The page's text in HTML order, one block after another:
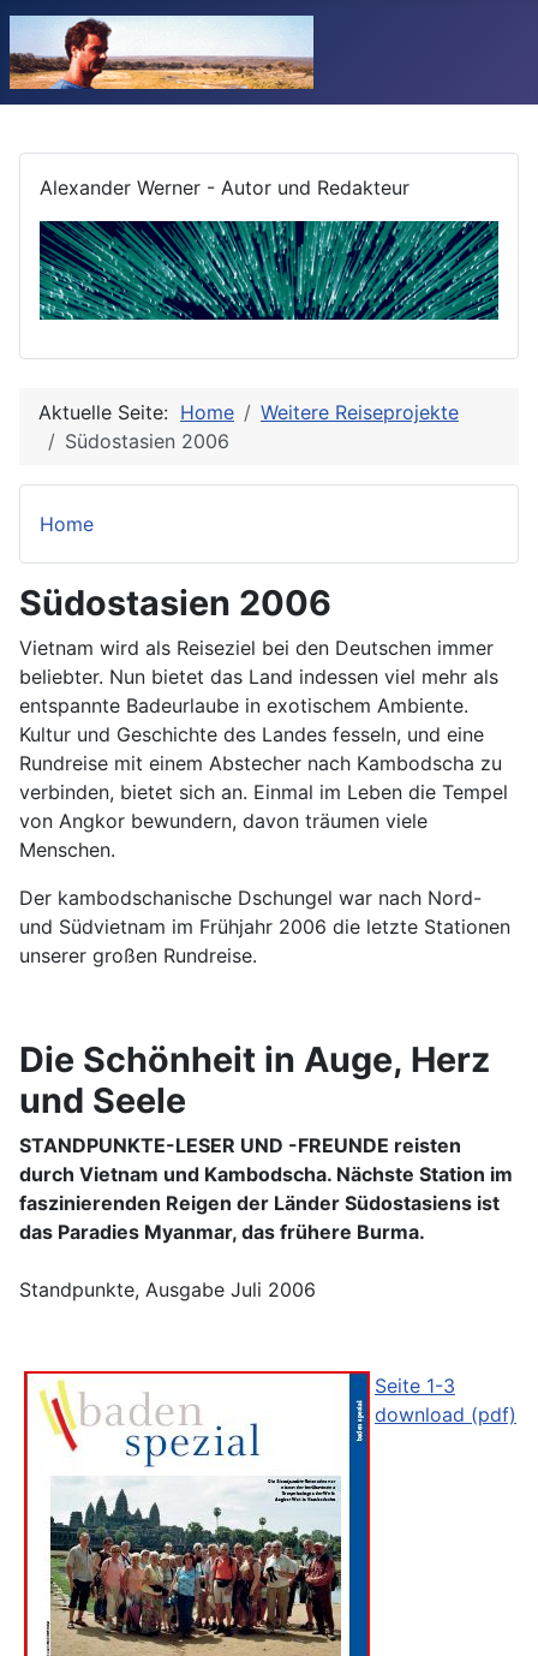
Alexander Werner - Autor und Redakteur
Aktuelle Seite: Home
Weitere Reiseprojekte
Südostasien 2006
Home
Südostasien 2006
Vietnam wird als Reiseziel bei den Deutschen immer
beliebter. Nun bietet das Land indessen viel mehr als
entspannte Badeurlaube in exotischem Ambiente.
Kultur und Geschichte des Landes fesseln, und eine
Rundreise mit einem Abstecher nach Kambodscha zu
verbinden, bietet sich an. Einmal im Leben die Tempel
von Angkor bewundern, davon träumen viele
Menschen.
Der kambodschanische Dschungel war nach Nord-
und Südvietnam im Frühjahr 2006 die letzte Stationen
unserer großen Rundreise.
Die Schönheit in Auge, Herz
und Seele
STANDPUNKTE-LESER UND -FREUNDE reisten
durch Vietnam und Kambodscha. Nächste Station im
faszinierenden Reigen der Länder Südostasiens ist
das Paradies Myanmar, das frühere Burma.
Standpunkte, Ausgabe Juli 2006
Seite 1-3
download (pdf)